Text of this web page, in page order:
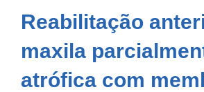
Reabilitação
maxila
atrófica com